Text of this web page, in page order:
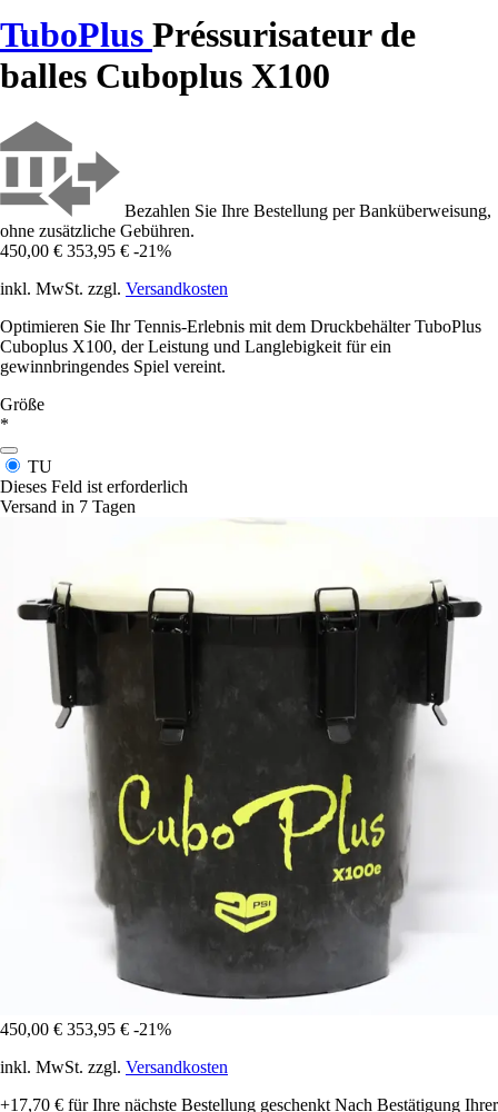
TuboPlus Préssurisateur de
balles Cuboplus X100
Bezahlen Sie Ihre Bestellung per Banküberweisung,
ohne zusätzliche Gebühren.
450,00 € 353,95 € -21%
inkl. MwSt. zzgl. Versandkosten
Optimieren Sie Ihr Tennis-Erlebnis mit dem Druckbehälter TuboPlus
Cuboplus X100, der Leistung und Langlebigkeit für ein
gewinnbringendes Spiel vereint.
Größe
*
TU
Dieses Feld ist erforderlich
Versand in 7 Tagen
450,00 € 353,95 € -21%
inkl. MwSt. zzgl. Versandkosten
+17,70 € für Ihre nächste Bestellung geschenkt Nach Bestätigung Ihrer